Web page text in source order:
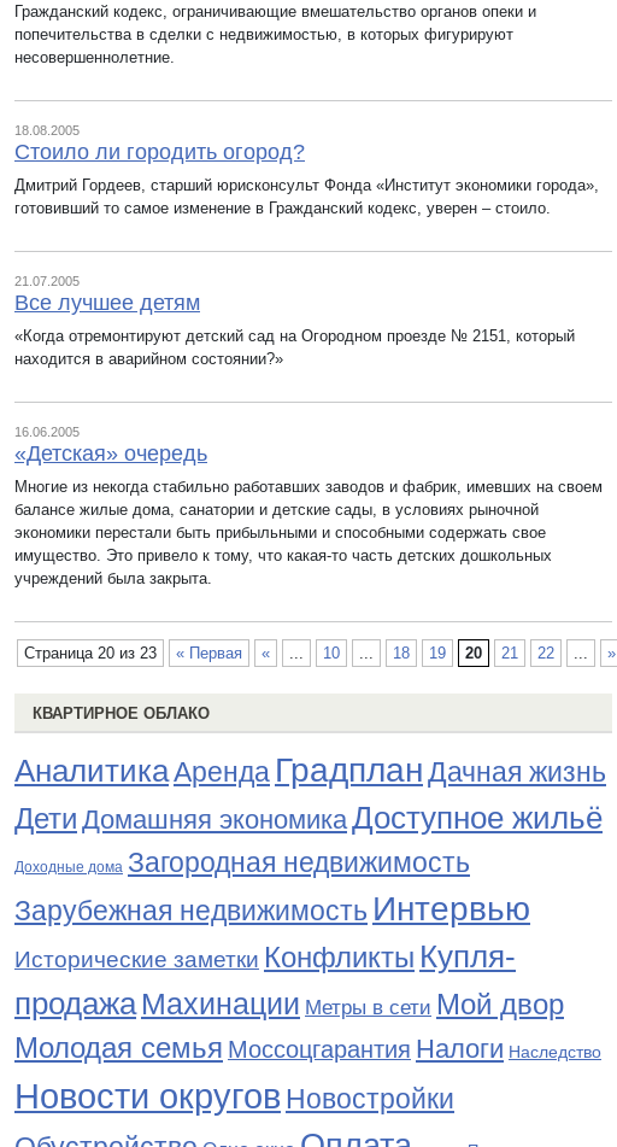
Гражданский кодекс, ограничивающие вмешательство органов опеки и
попечительства в сделки с недвижимостью, в которых фигурируют
несовершеннолетние.
18.08.2005
Стоило ли городить огород?
Дмитрий Гордеев, старший юрисконсульт Фонда «Институт экономики города»,
готовивший то самое изменение в Гражданский кодекс, уверен – стоило.
21.07.2005
Все лучшее детям
«Когда отремонтируют детский сад на Огородном проезде № 2151, который
находится в аварийном состоянии?»
16.06.2005
«Детская» очередь
Многие из некогда стабильно работавших заводов и фабрик, имевших на своем
балансе жилые дома, санатории и детские сады, в условиях рыночной
экономики перестали быть прибыльными и способными содержать свое
имущество. Это привело к тому, что какая-то часть детских дошкольных
учреждений была закрыта.
Страница 20 из 23 « Первая « ... 10 ... 18 19 20 21 22 ... »
КВАРТИРНОЕ ОБЛАКО
АналитикаАренда ГрадпланДачная жизнь
Дети Домашняя экономикаДоступное жильё
Доходные дома Загородная недвижимость
Зарубежная недвижимость Интервью
Исторические заметки Конфликты Купля-
продажа Махинации Метры в сети Мой двор
Молодая семья Моссоцгарантия Налоги Наследство
Новости округов Новостройки